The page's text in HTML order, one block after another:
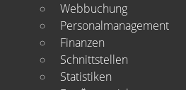
Webbuchung
Personalmanagement
Finanzen
Schnittstellen
Statistiken